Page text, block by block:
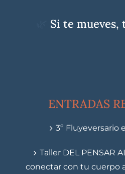
Si te mueves,
ENTRADAS
3º Fluyeversario
Taller DEL PENSAR
conectar con tu cuerpo